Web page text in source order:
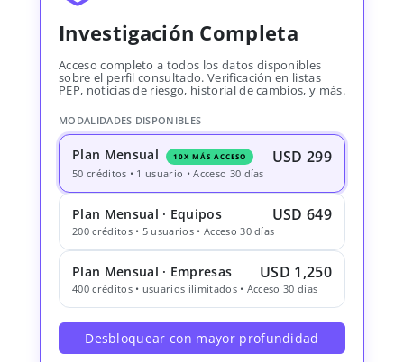
Investigación Completa
Acceso completo a todos los datos disponibles
sobre el perfil consultado. Verificación en listas
PEP, noticias de riesgo, historial de cambios, y más.
MODALIDADES DISPONIBLES
Plan Mensual 10X MÁS ACCESO USD 299
50 créditos • 1 usuario • Acceso 30 días
Plan Mensual · Equipos USD 649
200 créditos • 5 usuarios • Acceso 30 días
Plan Mensual · Empresas USD 1,250
400 créditos • usuarios ilimitados • Acceso 30 días
Desbloquear con mayor profundidad